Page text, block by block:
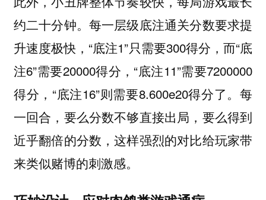
约二十分钟。每一层级底注通关分数要求提
升速度极快，“底注1”只需要300得分，而“底
注6”需要20000得分，“底注11”需要7200000
得分，“底注16”则需要8.600e20得分了。每
一回合，要么分数不够直接出局，要么得到
近乎翻倍的分数，这样强烈的对比给玩家带
来类似赌博的刺激感。